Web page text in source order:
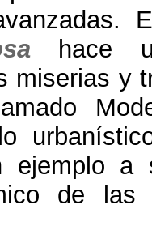
.
hace
miserias y
ejemplo a
de las